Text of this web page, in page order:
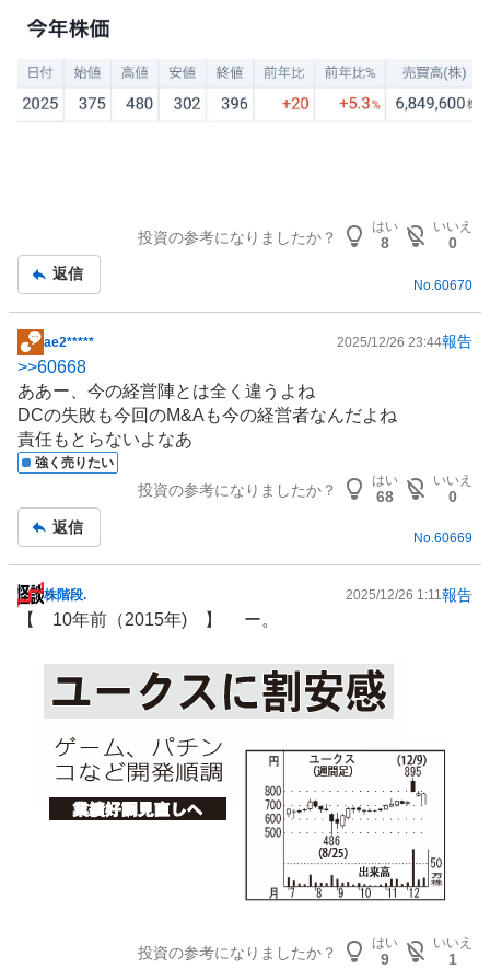
投資の参考になりましたか？
はい
8
いいえ
0
返信
No.60670
掲
示
板
記
事
ae2***** 2025/12/26 23:44報告
>>60668
ああー、今の経営陣とは全く違うよね
DCの失敗も今回のM&Aも今の経営者なんだよね
責任もとらないよなあ
強く売りたい
投資の参考になりましたか？
はい
68
いいえ
0
返信
No.60669
掲
示
株階段. 2025/12/26 1:11報告
【 10年前（2015年) 】 ー。
投資の参考になりましたか？
はい
9
いいえ
1